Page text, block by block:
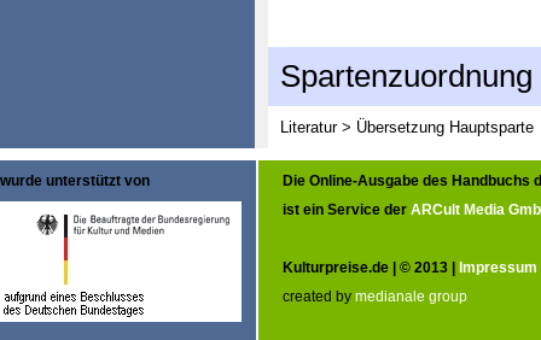
Spartenzuordnung
Literatur > Übersetzung Hauptsparte
wurde unterstützt von
Die Online-Ausgabe des Handbuchs
ist ein Service der ARCult Media
Kulturpreise.de | © 2013 | Impressum
created by medianale group